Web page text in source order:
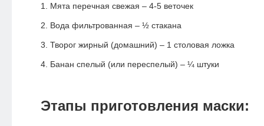
Мята перечная свежая – 4-5 веточек
Вода фильтрованная – ½ стакана
Творог жирный (домашний) – 1 столовая ложка
Банан спелый (или переспелый) – ¼ штуки
Этапы приготовления маски: